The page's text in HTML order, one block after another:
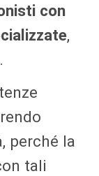
con
,
.
perché la
tali